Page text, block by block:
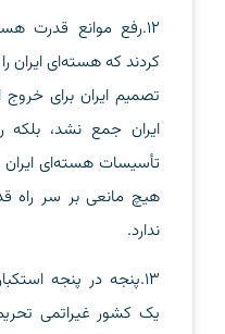
12.رفع موانع قدرت
کردند که هسته‌ای ایران
ایران جمع نشد، بلکه
تأسیسات هسته‌ای
هیچ مانعی بر سر راه
ندارد.
13.پنجه در پنجه
یک کشور غیراتمی